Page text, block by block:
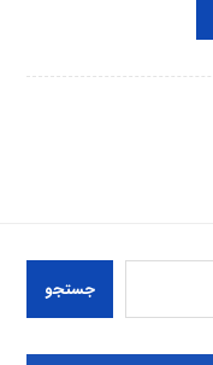
جستجو